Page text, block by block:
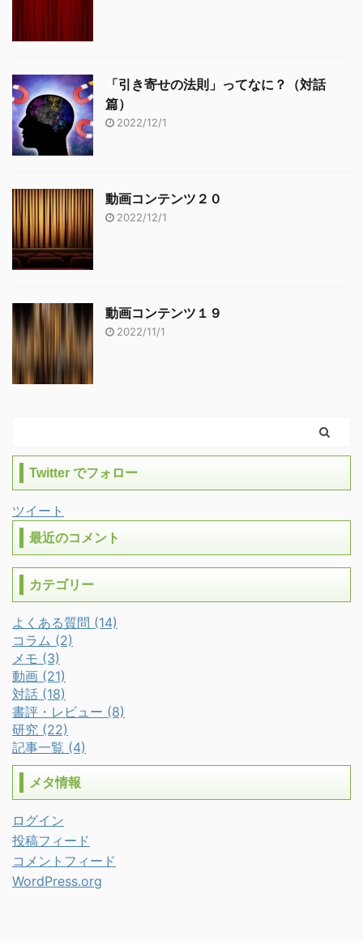
「引き寄せの法則」ってなに？（対話
篇）
2022/12/1
動画コンテンツ２０
2022/12/1
動画コンテンツ１９
2022/11/1
Twitter でフォロー
ツイート
最近のコメント
カテゴリー
よくある質問 (14)
コラム (2)
メモ (3)
動画 (21)
対話 (18)
書評・レビュー (8)
研究 (22)
記事一覧 (4)
メタ情報
ログイン
投稿フィード
コメントフィード
WordPress.org